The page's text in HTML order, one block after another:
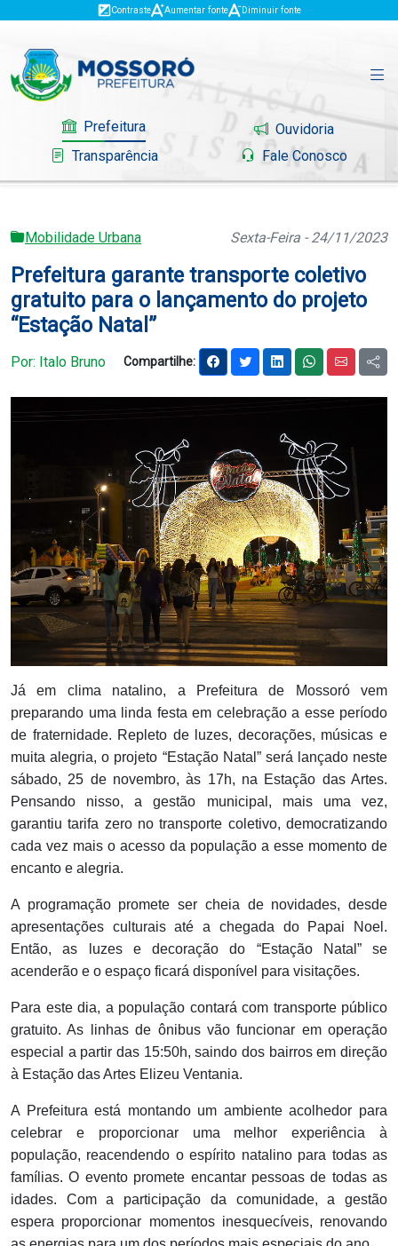
Contraste Aumentar fonte Diminuir fonte
Prefeitura
Ouvidoria
Transparência
Fale Conosco
Governo
Mossoró
Serviços
Notícias
PESQUISAR
Mobilidade Urbana Sexta-Feira - 24/11/2023
Prefeitura garante transporte coletivo
gratuito para o lançamento do projeto
“Estação Natal”
Por: Italo Bruno Compartilhe:
Já em clima natalino, a Prefeitura de Mossoró vem
preparando uma linda festa em celebração a esse período
de fraternidade. Repleto de luzes, decorações, músicas e
muita alegria, o projeto “Estação Natal” será lançado neste
sábado, 25 de novembro, às 17h, na Estação das Artes.
Pensando nisso, a gestão municipal, mais uma vez,
garantiu tarifa zero no transporte coletivo, democratizando
cada vez mais o acesso da população a esse momento de
encanto e alegria.
A programação promete ser cheia de novidades, desde
apresentações culturais até a chegada do Papai Noel.
Então, as luzes e decoração do “Estação Natal” se
acenderão e o espaço ficará disponível para visitações.
Para este dia, a população contará com transporte público
gratuito. As linhas de ônibus vão funcionar em operação
especial a partir das 15:50h, saindo dos bairros em direção
à Estação das Artes Elizeu Ventania.
A Prefeitura está montando um ambiente acolhedor para
celebrar e proporcionar uma melhor experiência à
população, reacendendo o espírito natalino para todas as
famílias. O evento promete encantar pessoas de todas as
idades. Com a participação da comunidade, a gestão
espera proporcionar momentos inesquecíveis, renovando